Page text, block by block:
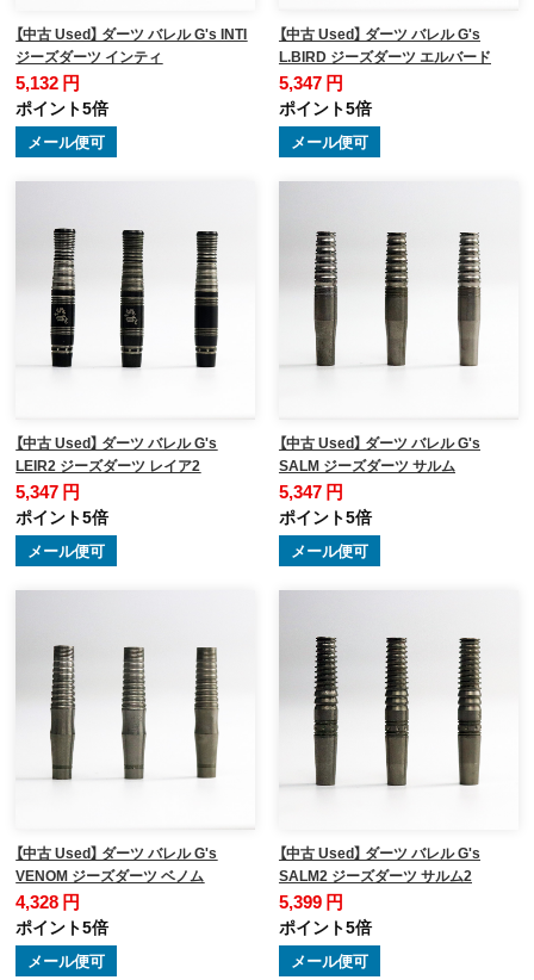
【中古 Used】 ダーツ バレル G's INTI
ジーズダーツ インティ
5,132 円
ポイント5倍
メール便可
【中古 Used】 ダーツ バレル G's
L.BIRD ジーズダーツ エルバード
5,347 円
ポイント5倍
メール便可
【中古 Used】 ダーツ バレル G's
LEIR2 ジーズダーツ レイア2
5,347 円
ポイント5倍
メール便可
【中古 Used】 ダーツ バレル G's
SALM ジーズダーツ サルム
5,347 円
ポイント5倍
メール便可
【中古 Used】 ダーツ バレル G's
VENOM ジーズダーツ ベノム
4,328 円
ポイント5倍
メール便可
【中古 Used】 ダーツ バレル G's
SALM2 ジーズダーツ サルム2
5,399 円
ポイント5倍
メール便可